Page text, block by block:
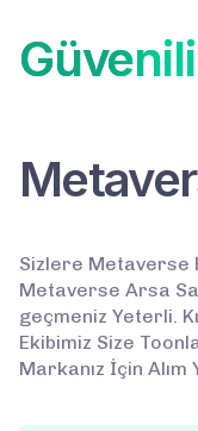
Sizlere Metaverse
Metaverse Arsa
geçmeniz Yeterli.
Ekibimiz Size
Markanız İçin Alım